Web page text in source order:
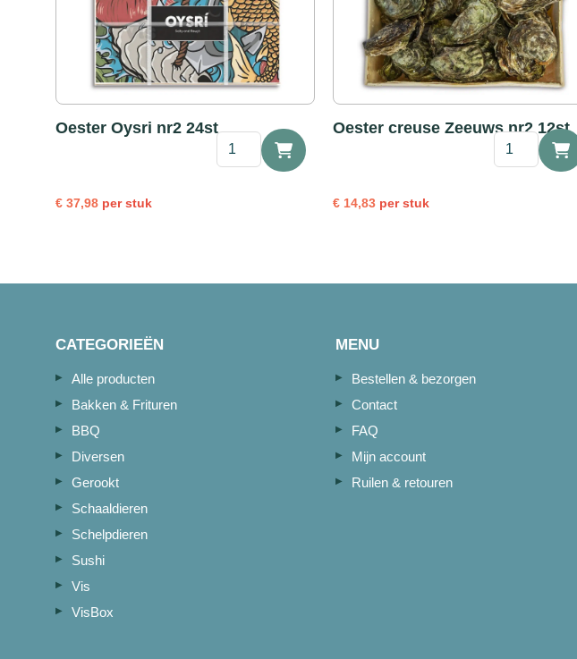
Oester Oysri nr2 24st
€ 37,98 per stuk
Oysri
Oester creuse Zeeuws nr2 12st
€ 14,83 per stuk
creuse
CATEGORIEËN
Alle producten
Bakken & Frituren
BBQ
Diversen
Gerookt
Schaaldieren
Schelpdieren
Sushi
Vis
VisBox
MENU
Bestellen & bezorgen
Contact
FAQ
Mijn account
Ruilen & retouren